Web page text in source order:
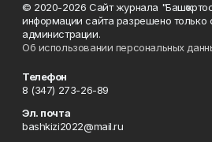
© 2020-2026 Сайт журнала
информации сайта разрешено только
администрации.
Об использовании персональных
Телефон
8 (347) 273-26-89
Эл. почта
bashkizi2022@mail.ru